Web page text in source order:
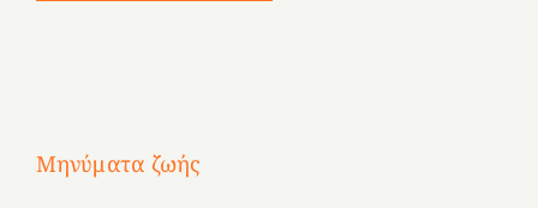
Μηνύματα ζωής